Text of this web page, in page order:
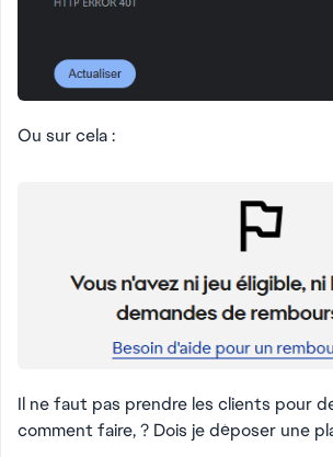
Ou sur cela :
Il ne faut pas prendre les clients pour
comment faire, ? Dois je déposer une